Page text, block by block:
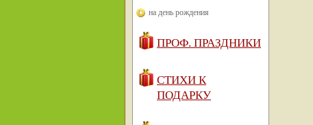
на день рождения
ПРОФ. ПРАЗДНИКИ
СТИХИ К
ПОДАРКУ